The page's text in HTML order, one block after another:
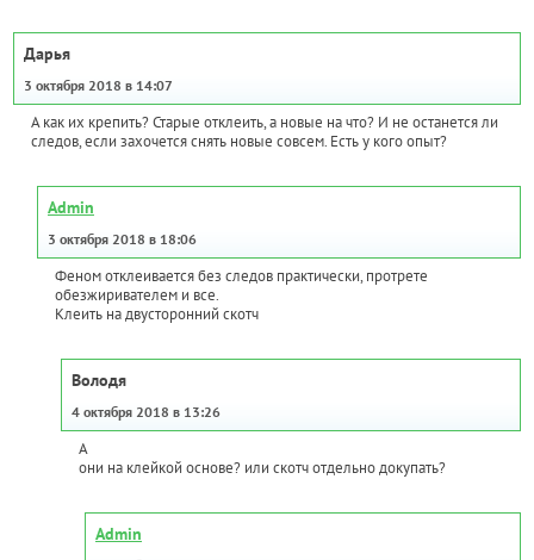
Дарья
3 октября 2018 в 14:07
А как их крепить? Старые отклеить, а новые на что? И не останется ли
следов, если захочется снять новые совсем. Есть у кого опыт?
Admin
3 октября 2018 в 18:06
Феном отклеивается без следов практически, протрете
обезжиривателем и все.
Клеить на двусторонний скотч
Володя
4 октября 2018 в 13:26
А
они на клейкой основе? или скотч отдельно докупать?
Admin